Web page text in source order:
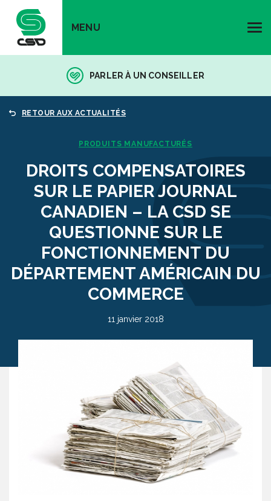
MENU
PARLER À UN CONSEILLER
RETOUR AUX ACTUALITÉS
PRODUITS MANUFACTURÉS
DROITS COMPENSATOIRES
SUR LE PAPIER JOURNAL
CANADIEN – LA CSD SE
QUESTIONNE SUR LE
FONCTIONNEMENT DU
DÉPARTEMENT AMÉRICAIN DU
COMMERCE
11 janvier 2018